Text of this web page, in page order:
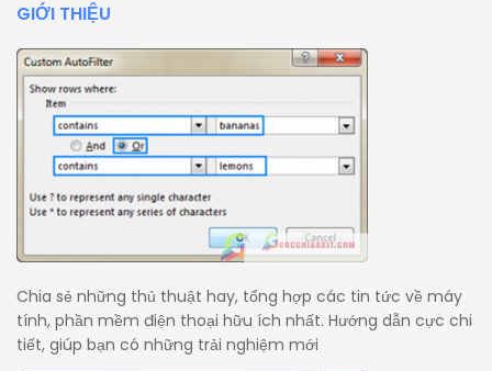
GIỚI THIỆU
Chia sẻ những thủ thuật hay, tổng hợp các tin tức về máy
tính, phần mềm điện thoại hữu ích nhất. Hướng dẫn cực chi
tiết, giúp bạn có những trải nghiệm mới